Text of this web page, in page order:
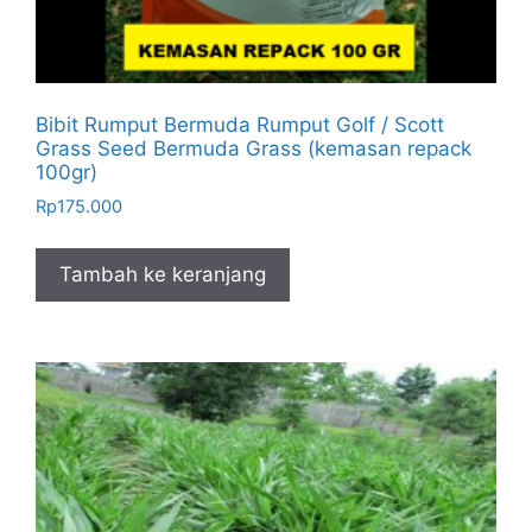
Bibit Rumput Bermuda Rumput Golf / Scott
Grass Seed Bermuda Grass (kemasan repack
100gr)
Rp175.000
Tambah ke keranjang